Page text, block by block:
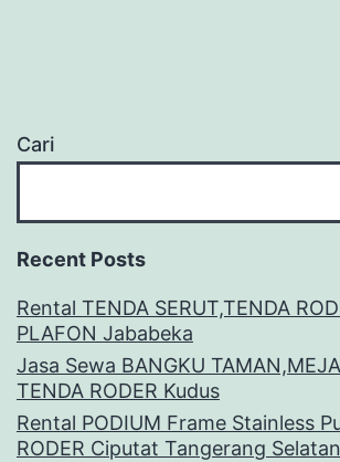
Cari
Recent Posts
Rental TENDA SERUT,TENDA
PLAFON Jababeka
Jasa Sewa BANGKU
TENDA RODER Kudus
Rental PODIUM Frame Stainless
RODER Ciputat Tangerang Selatan